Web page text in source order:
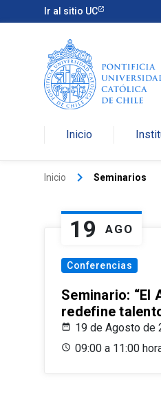
Ir al sitio UC
Inicio
Inicio keyboard_arrow_right Seminarios
19 AGO
Conferencias
Seminario: “El
redefine
19 de Agosto de
09:00 a 11:00